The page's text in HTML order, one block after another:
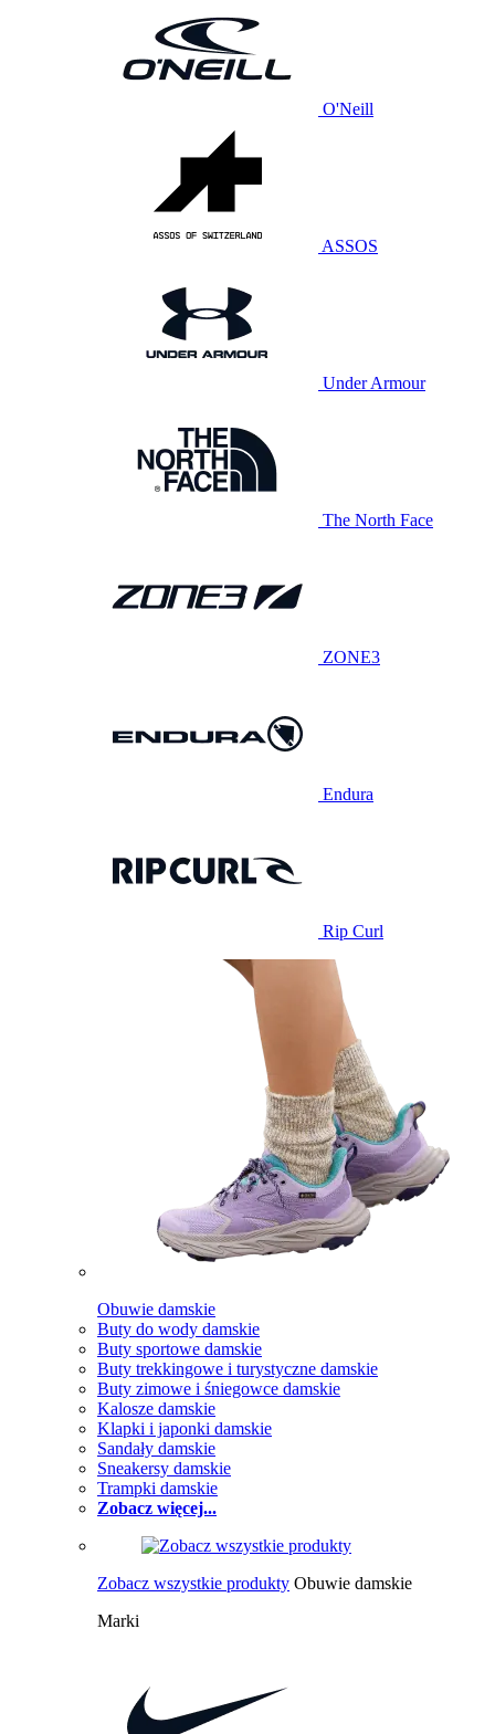
O'Neill
ASSOS
Under Armour
The North Face
ZONE3
Endura
Rip Curl
Obuwie damskie
Buty do wody damskie
Buty sportowe damskie
Buty trekkingowe i turystyczne damskie
Buty zimowe i śniegowce damskie
Kalosze damskie
Klapki i japonki damskie
Sandały damskie
Sneakersy damskie
Trampki damskie
Zobacz więcej...
Zobacz wszystkie produkty Obuwie damskie
Marki